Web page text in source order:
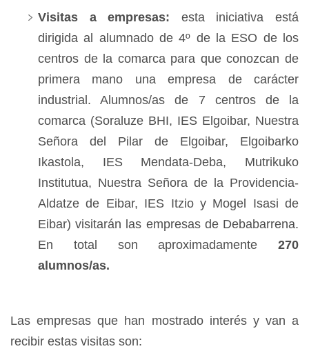
Visitas a empresas: esta iniciativa está
dirigida al alumnado de 4º de la ESO de los
centros de la comarca para que conozcan de
primera mano una empresa de carácter
industrial. Alumnos/as de 7 centros de la
comarca (Soraluze BHI, IES Elgoibar, Nuestra
Señora del Pilar de Elgoibar, Elgoibarko
Ikastola, IES Mendata-Deba, Mutrikuko
Institutua, Nuestra Señora de la Providencia-
Aldatze de Eibar, IES Itzio y Mogel Isasi de
Eibar) visitarán las empresas de Debabarrena.
En total son aproximadamente 270
alumnos/as.
Las empresas que han mostrado interés y van a
recibir estas visitas son: